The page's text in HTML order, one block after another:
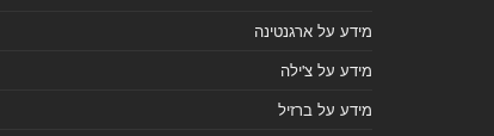
מידע על ארגנטינה
מידע על צ'ילה
מידע על ברזיל